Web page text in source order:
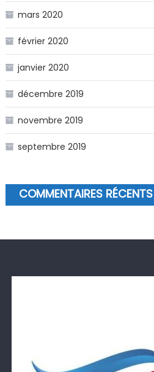
mars 2020
février 2020
janvier 2020
décembre 2019
novembre 2019
septembre 2019
COMMENTAIRES RÉCENTS